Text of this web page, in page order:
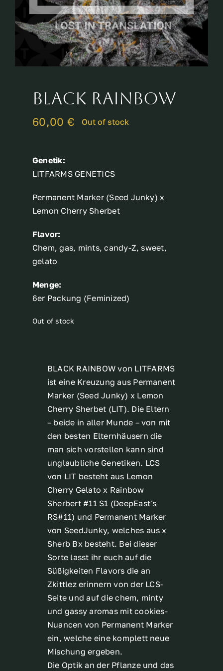
Breeder
Black Rainbow
60,00 € Out of stock
Genetik:
LITFARMS GENETICS
Permanent Marker (Seed Junky) x
Lemon Cherry Sherbet
Flavor:
Chem, gas, mints, candy-Z, sweet,
gelato
Menge:
6er Packung (Feminized)
Out of stock
BLACK RAINBOW von LITFARMS
ist eine Kreuzung aus Permanent
Marker (Seed Junky) x Lemon
Cherry Sherbet (LIT). Die Eltern
– beide in aller Munde – von mit
den besten Elternhäusern die
man sich vorstellen kann sind
unglaubliche Genetiken. LCS
von LIT besteht aus Lemon
Cherry Gelato x Rainbow
Sherbert #11 S1 (DeepEast's
RS#11) und Permanent Marker
von SeedJunky, welches aus x
Sherb Bx besteht. Bei dieser
Sorte lasst ihr euch auf die
Süßigkeiten Flavors die an
Zkittlez erinnern von der LCS-
Seite und auf die chem, minty
und gassy aromas mit cookies-
Nuancen von Permanent Marker
ein, welche eine komplett neue
Mischung ergeben.
Die Optik an der Pflanze und das